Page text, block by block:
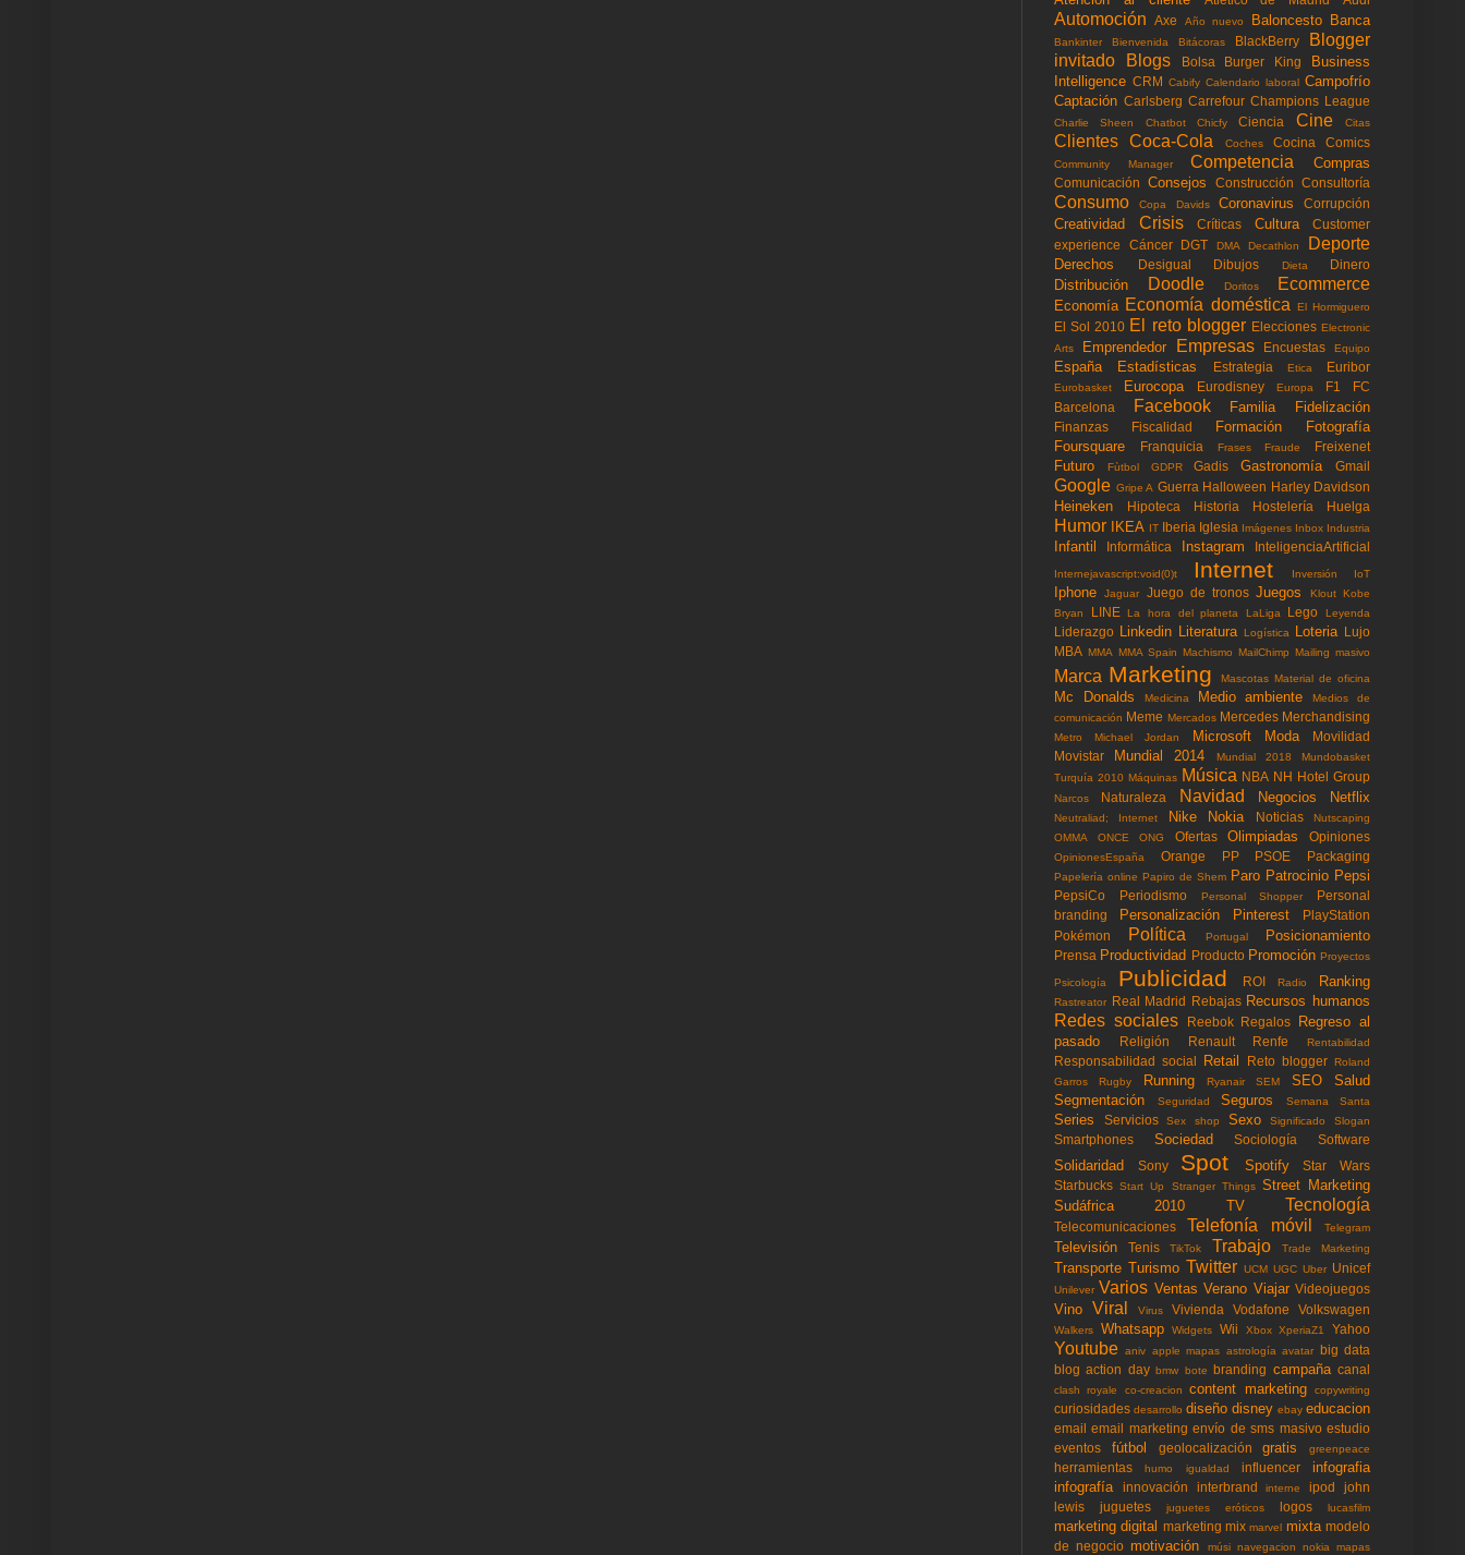
Automoción Axe Año nuevo Baloncesto Banca
Bankinter Bienvenida Bitácoras BlackBerry
Blogger
invitado
Blogs Bolsa Burger King
Business
Intelligence CRM Cabify Calendario laboral Campofrío
Captación Carlsberg Carrefour Champions League
Charlie Sheen Chatbot Chicfy Ciencia Cine Citas
Clientes Coca-Cola Coches Cocina Comics
Community Manager Competencia Compras
Comunicación Consejos Construcción Consultoría
Consumo Copa Davids Coronavirus Corrupción
Creatividad Crisis Críticas Cultura
Customer
experience
Cáncer DGT DMA Decathlon Deporte
Derechos Desigual Dibujos Dieta Dinero
Distribución Doodle Doritos Ecommerce
Economía Economía doméstica El Hormiguero
El Sol 2010 El reto blogger Elecciones Electronic
Arts
Emprendedor Empresas Encuestas Equipo
España Estadísticas Estrategia Etica Euribor
Eurobasket Eurocopa Eurodisney Europa F1
FC
Barcelona
Facebook Familia Fidelización
Finanzas Fiscalidad Formación
Fotografía
Foursquare
Franquicia Frases Fraude Freixenet
Futuro Fùtbol GDPR Gadis Gastronomía Gmail
Google Gripe A Guerra Halloween Harley Davidson
Heineken Hipoteca Historia Hostelería Huelga
Humor IKEA IT Iberia Iglesia Imágenes Inbox Industria
Infantil Informática Instagram InteligenciaArtificial
Internejavascript:void(0)t Internet Inversión IoT
Iphone Jaguar Juego de tronos Juegos Klout Kobe
Bryan
LINE La hora del planeta LaLiga Lego Leyenda
Liderazgo Linkedin Literatura Logística Loteria Lujo
MBA MMA MMA Spain Machismo MailChimp Mailing masivo
Marca Marketing Mascotas Material de oficina
Mc Donalds Medicina Medio ambiente
Medios de
comunicación Meme Mercados Mercedes Merchandising
Metro Michael Jordan Microsoft Moda
Movilidad
Movistar
Mundial 2014 Mundial 2018
Mundobasket
Turquía 2010 Máquinas Música NBA NH Hotel Group
Narcos Naturaleza Navidad Negocios Netflix
Neutraliad; Internet Nike Nokia Noticias
Nutscaping
OMMA
ONCE ONG Ofertas Olimpiadas Opiniones
OpinionesEspaña Orange PP PSOE Packaging
Papelería online Papiro de Shem Paro Patrocinio Pepsi
PepsiCo Periodismo Personal Shopper
Personal
branding
Personalización Pinterest
PlayStation
Pokémon
Política Portugal Posicionamiento
Prensa Productividad Producto Promoción Proyectos
Psicología Publicidad ROI Radio Ranking
Rastreator Real Madrid Rebajas Recursos humanos
Redes sociales Reebok Regalos
Regreso al
pasado
Religión Renault Renfe Rentabilidad
Responsabilidad social Retail Reto blogger Roland
Garros
Rugby Running Ryanair SEM SEO
Salud
Segmentación
Seguridad Seguros Semana Santa
Series Servicios Sex shop Sexo Significado Slogan
Smartphones Sociedad Sociología Software
Solidaridad Sony Spot Spotify
Star Wars
Starbucks Start Up Stranger Things Street Marketing
Sudáfrica 2010
TV Tecnología
Telecomunicaciones Telefonía móvil Telegram
Televisión Tenis TikTok Trabajo Trade Marketing
Transporte Turismo Twitter UCM UGC Uber Unicef
Unilever Varios Ventas Verano Viajar Videojuegos
Vino Viral Virus Vivienda Vodafone Volkswagen
Walkers Whatsapp Widgets Wii Xbox XperiaZ1 Yahoo
Youtube aniv apple mapas astrología avatar big data
blog action day bmw bote branding campaña canal
clash royale co-creacion content marketing copywriting
curiosidades desarrollo diseño disney ebay educacion
email email marketing envío de sms masivo estudio
eventos
fútbol geolocalización gratis greenpeace
herramientas humo igualdad influencer
infografia
infografía
innovación interbrand interne ipod
john
lewis
juguetes juguetes eróticos logos lucasfilm
marketing digital marketing mix marvel mixta modelo
de negocio motivación músi navegacion nokia mapas